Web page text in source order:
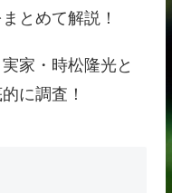
とめて解説！
家・時松隆光と
に調査！